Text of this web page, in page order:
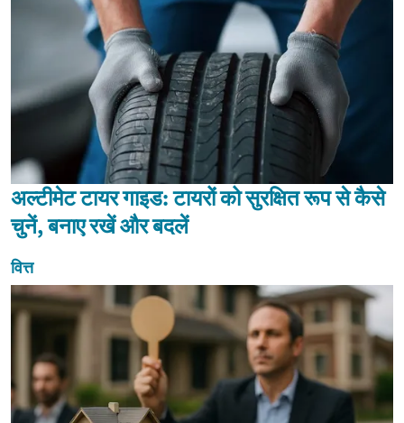
अल्टीमेट टायर गाइड: टायरों को सुरक्षित रूप से कैसे
चुनें, बनाए रखें और बदलें
वित्त